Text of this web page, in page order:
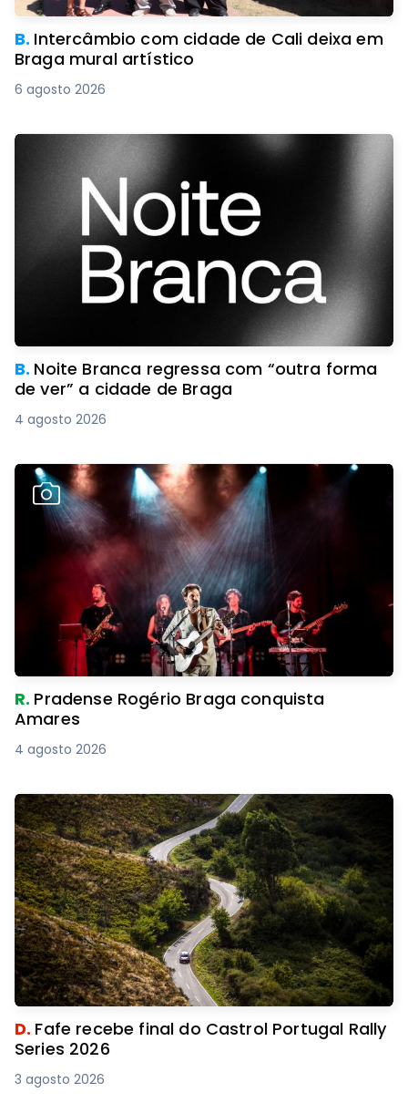
B. Intercâmbio com cidade de Cali deixa em
Braga mural artístico
6 agosto 2026
B. Noite Branca regressa com “outra forma
de ver” a cidade de Braga
4 agosto 2026
R. Pradense Rogério Braga conquista
Amares
4 agosto 2026
D. Fafe recebe final do Castrol Portugal Rally
Series 2026
3 agosto 2026